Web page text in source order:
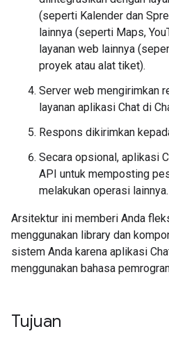
(seperti Kalender dan
lainnya (seperti Maps,
layanan web lainnya
proyek atau alat tiket).
Server web mengirimkan
layanan aplikasi Chat di
Respons dikirimkan
Secara opsional, aplikasi
API untuk memposting
melakukan operasi lainnya.
Arsitektur ini memberi Anda
menggunakan library dan
sistem Anda karena aplikasi
menggunakan bahasa
Tujuan